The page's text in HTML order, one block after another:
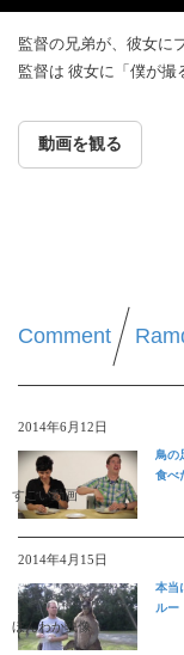
監督の兄弟が、彼女に
監督は 彼女に「僕が撮
動画を観る
Comment
2014年6月12日
すごい動画
鳥の
食べ
2014年4月15日
ほんわか映像
本当
ルー